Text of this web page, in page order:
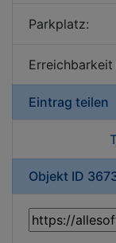
Parkplatz:
Eintrag teilen
Objekt ID